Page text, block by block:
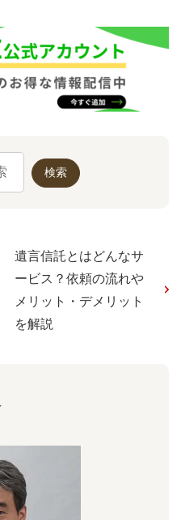
遺言信託とはどんなサ
ービス？依頼の流れや
メリット・デメリット
を解説